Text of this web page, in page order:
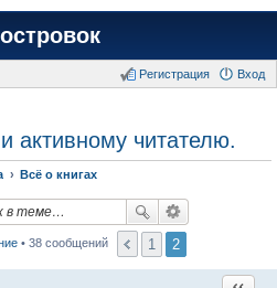
Вход
Регистрация
активному читателю.
Всё о книгах
• 38 сообщений 1 2